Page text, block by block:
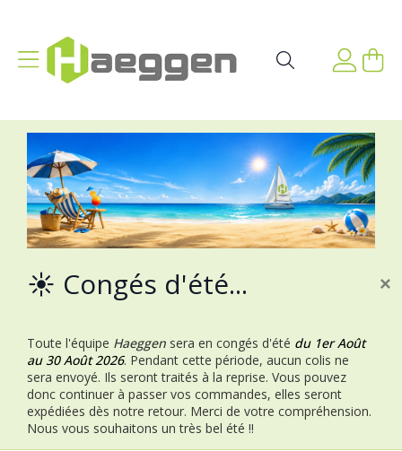
Affichage navigation Mon
☀️ Congés d'été...
Toute l'équipe Haeggen sera en congés d'été du 1er Août
au 30 Août 2026. Pendant cette période, aucun colis ne
sera envoyé. Ils seront traités à la reprise. Vous pouvez
donc continuer à passer vos commandes, elles seront
expédiées dès notre retour. Merci de votre compréhension.
Nous vous souhaitons un très bel été !!
×